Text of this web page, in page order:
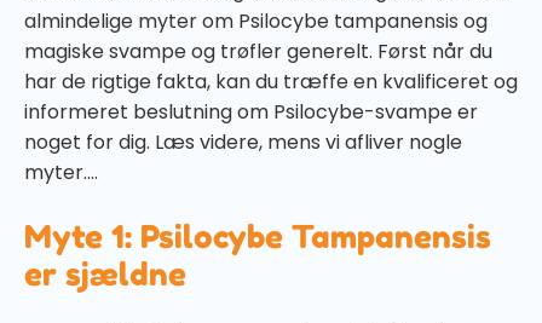
almindelige myter om Psilocybe tampanensis og
magiske svampe og trøfler generelt. Først når du
har de rigtige fakta, kan du træffe en kvalificeret og
informeret beslutning om Psilocybe-svampe er
noget for dig. Læs videre, mens vi afliver nogle
myter....
Myte 1: Psilocybe Tampanensis
er sjældne